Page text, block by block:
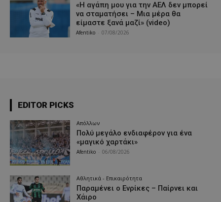
«Η αγάπη μου για την ΑΕΛ δεν μπορεί
να σταματήσει – Μια μέρα θα
είμαστε ξανά μαζί» (video)
Afentiko 07/08/2026
EDITOR PICKS
Απόλλων
Πολύ μεγάλο ενδιαφέρον για ένα
«μαγικό χαρτάκι»
Afentiko 06/08/2026
Αθλητικά - Επικαιρότητα
Παραμένει ο Ενρίκες – Παίρνει και
Χάιρο